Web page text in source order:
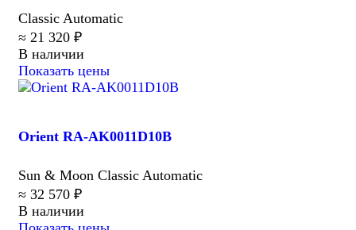
Classic Automatic
≈ 21 320 ₽
В наличии
Показать цены
Orient RA-AK0011D10B
Sun & Moon Classic Automatic
≈ 32 570 ₽
В наличии